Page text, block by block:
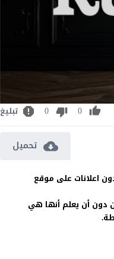
0
0 تبليغ
تحميل
دون أن يعلم أنها هي